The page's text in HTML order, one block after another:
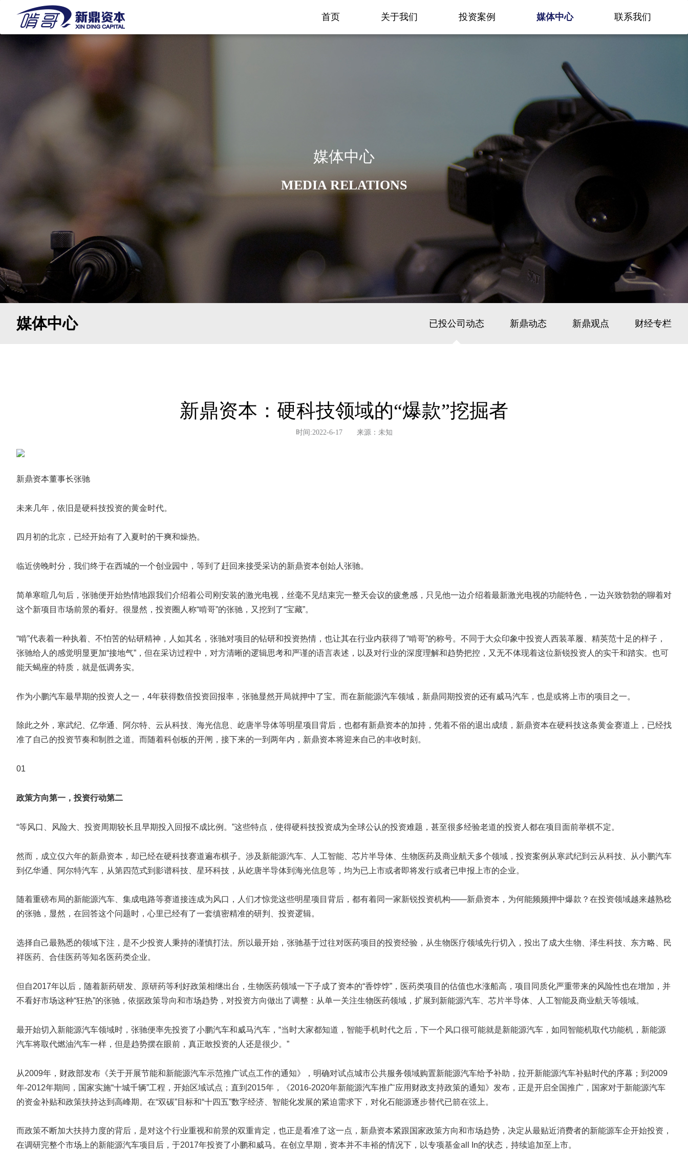
首页 关于我们 投资案例 媒体中心 联系我们
媒体中心
MEDIA RELATIONS
媒体中心 已投公司动态 新鼎动态 新鼎观点 财经专栏
新鼎资本：硬科技领域的“爆款”挖掘者
时间:2022-6-17 来源：未知
新鼎资本董事长张驰
未来几年，依旧是硬科技投资的黄金时代。
四月初的北京，已经开始有了入夏时的干爽和燥热。
临近傍晚时分，我们终于在西城的一个创业园中，等到了赶回来接受采访的新鼎资本创始人张驰。
简单寒暄几句后，张驰便开始热情地跟我们介绍着公司刚安装的激光电视，丝毫不见结束完一整天会议的疲惫感，只见他一边介绍着最新激光电视的功能特色，一边兴致勃勃的聊着对
这个新项目市场前景的看好。很显然，投资圈人称“啃哥”的张驰，又挖到了“宝藏”。
“啃”代表着一种执着、不怕苦的钻研精神，人如其名，张驰对项目的钻研和投资热情，也让其在行业内获得了“啃哥”的称号。不同于大众印象中投资人西装革履、精英范十足的样子，
张驰给人的感觉明显更加“接地气”，但在采访过程中，对方清晰的逻辑思考和严谨的语言表述，以及对行业的深度理解和趋势把控，又无不体现着这位新锐投资人的实干和踏实。也可
能天蝎座的特质，就是低调务实。
作为小鹏汽车最早期的投资人之一，4年获得数倍投资回报率，张驰显然开局就押中了宝。而在新能源汽车领域，新鼎同期投资的还有威马汽车，也是或将上市的项目之一。
除此之外，寒武纪、亿华通、阿尔特、云从科技、海光信息、屹唐半导体等明星项目背后，也都有新鼎资本的加持，凭着不俗的退出成绩，新鼎资本在硬科技这条黄金赛道上，已经找
准了自己的投资节奏和制胜之道。而随着科创板的开闸，接下来的一到两年内，新鼎资本将迎来自己的丰收时刻。
01
政策方向第一，投资行动第二
“等风口、风险大、投资周期较长且早期投入回报不成比例。”这些特点，使得硬科技投资成为全球公认的投资难题，甚至很多经验老道的投资人都在项目面前举棋不定。
然而，成立仅六年的新鼎资本，却已经在硬科技赛道遍布棋子。涉及新能源汽车、人工智能、芯片半导体、生物医药及商业航天多个领域，投资案例从寒武纪到云从科技、从小鹏汽车
到亿华通、阿尔特汽车，从第四范式到影谱科技、星环科技，从屹唐半导体到海光信息等，均为已上市或者即将发行或者已申报上市的企业。
随着重磅布局的新能源汽车、集成电路等赛道接连成为风口，人们才惊觉这些明星项目背后，都有着同一家新锐投资机构——新鼎资本，为何能频频押中爆款？在投资领域越来越熟稔
的张驰，显然，在回答这个问题时，心里已经有了一套缜密精准的研判、投资逻辑。
选择自己最熟悉的领域下注，是不少投资人秉持的谨慎打法。所以最开始，张驰基于过往对医药项目的投资经验，从生物医疗领域先行切入，投出了成大生物、泽生科技、东方略、民
祥医药、合佳医药等知名医药类企业。
但自2017年以后，随着新药研发、原研药等利好政策相继出台，生物医药领域一下子成了资本的“香饽饽”，医药类项目的估值也水涨船高，项目同质化严重带来的风险性也在增加，并
不看好市场这种“狂热”的张驰，依据政策导向和市场趋势，对投资方向做出了调整：从单一关注生物医药领域，扩展到新能源汽车、芯片半导体、人工智能及商业航天等领域。
最开始切入新能源汽车领域时，张驰便率先投资了小鹏汽车和威马汽车，“当时大家都知道，智能手机时代之后，下一个风口很可能就是新能源汽车，如同智能机取代功能机，新能源
汽车将取代燃油汽车一样，但是趋势摆在眼前，真正敢投资的人还是很少。”
从2009年，财政部发布《关于开展节能和新能源汽车示范推广试点工作的通知》，明确对试点城市公共服务领域购置新能源汽车给予补助，拉开新能源汽车补贴时代的序幕；到2009
年-2012年期间，国家实施“十城千辆”工程，开始区域试点；直到2015年，《2016-2020年新能源汽车推广应用财政支持政策的通知》发布，正是开启全国推广，国家对于新能源汽车
的资金补贴和政策扶持达到高峰期。在“双碳”目标和“十四五”数字经济、智能化发展的紧迫需求下，对化石能源逐步替代已箭在弦上。
而政策不断加大扶持力度的背后，是对这个行业重视和前景的双重肯定，也正是看准了这一点，新鼎资本紧跟国家政策方向和市场趋势，决定从最贴近消费者的新能源车企开始投资，
在调研完整个市场上的新能源汽车项目后，于2017年投资了小鹏和威马。在创立早期，资本并不丰裕的情况下，以专项基金all In的状态，持续追加至上市。